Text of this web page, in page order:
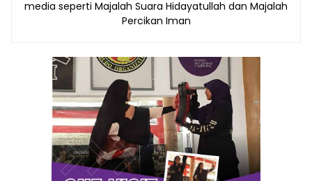
media seperti Majalah Suara Hidayatullah dan Majalah
Percikan Iman